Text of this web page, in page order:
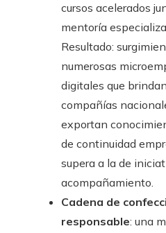
cursos acelerados
mentoría
Resultado:
numerosas
digitales que
compañías
exportan
de continuidad
supera a la de
acompañamiento.
Cadena de
responsable: una